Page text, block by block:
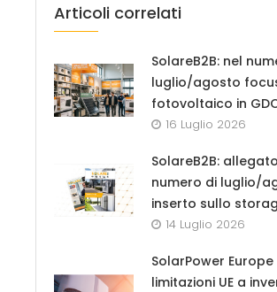
Articoli correlati
SolareB2B: nel
luglio/agosto
fotovoltaico in
16 Luglio 2026
SolareB2B:
numero di luglio/
inserto sullo
14 Luglio 2026
SolarPower
limitazioni UE a